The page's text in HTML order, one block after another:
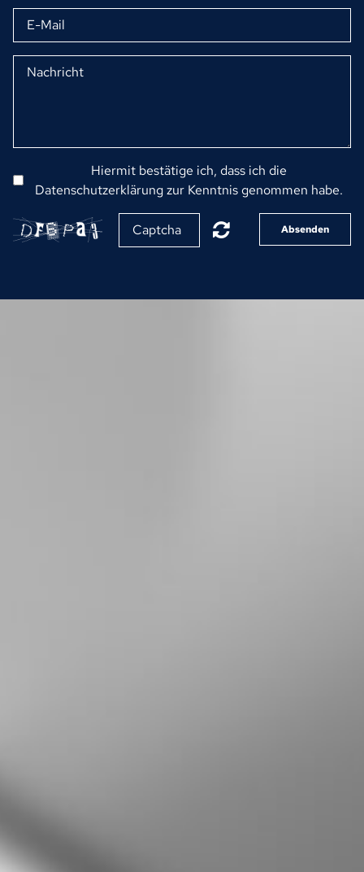
Hiermit bestätige ich, dass ich die
Datenschutzerklärung zur Kenntnis genommen habe.
Absenden